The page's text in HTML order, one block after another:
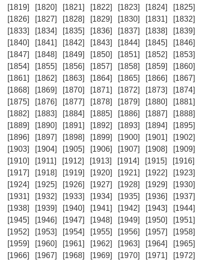
[1819]
[1820] [1821] [1822] [1823] [1824]
[1825]
[1826]
[1827] [1828] [1829] [1830] [1831]
[1832]
[1833]
[1834] [1835] [1836] [1837] [1838]
[1839]
[1840]
[1841] [1842] [1843] [1844] [1845]
[1846]
[1847]
[1848] [1849] [1850] [1851] [1852]
[1853]
[1854]
[1855] [1856] [1857] [1858] [1859]
[1860]
[1861]
[1862] [1863] [1864] [1865] [1866]
[1867]
[1868]
[1869] [1870] [1871] [1872] [1873]
[1874]
[1875]
[1876] [1877] [1878] [1879] [1880]
[1881]
[1882]
[1883] [1884] [1885] [1886] [1887]
[1888]
[1889]
[1890] [1891] [1892] [1893] [1894]
[1895]
[1896]
[1897] [1898] [1899] [1900] [1901]
[1902]
[1903]
[1904] [1905] [1906] [1907] [1908]
[1909]
[1910]
[1911] [1912] [1913] [1914] [1915]
[1916]
[1917]
[1918] [1919] [1920] [1921] [1922]
[1923]
[1924]
[1925] [1926] [1927] [1928] [1929]
[1930]
[1931]
[1932] [1933] [1934] [1935] [1936]
[1937]
[1938]
[1939] [1940] [1941] [1942] [1943]
[1944]
[1945]
[1946] [1947] [1948] [1949] [1950]
[1951]
[1952]
[1953] [1954] [1955] [1956] [1957]
[1958]
[1959]
[1960] [1961] [1962] [1963] [1964]
[1965]
[1966]
[1967] [1968] [1969] [1970] [1971]
[1972]